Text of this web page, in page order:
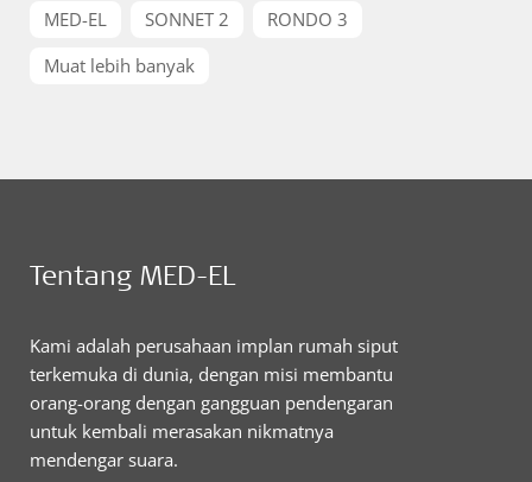
MED-EL
SONNET 2
RONDO 3
Muat lebih banyak
Tentang MED-EL
Kami adalah perusahaan implan rumah siput
terkemuka di dunia, dengan misi membantu
orang-orang dengan gangguan pendengaran
untuk kembali merasakan nikmatnya
mendengar suara.